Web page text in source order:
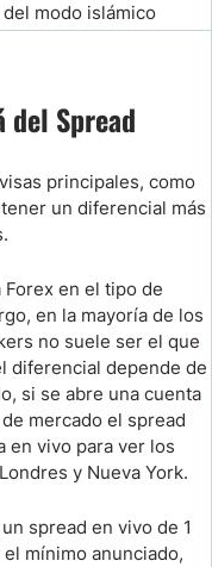
del modo islámico
del Spread
principales, como
un diferencial más
en el tipo de
en la mayoría de los
no suele ser el que
diferencial depende de
si se abre una cuenta
mercado el spread
en vivo para ver los
y Nueva York.
spread en vivo de 1
mínimo anunciado,